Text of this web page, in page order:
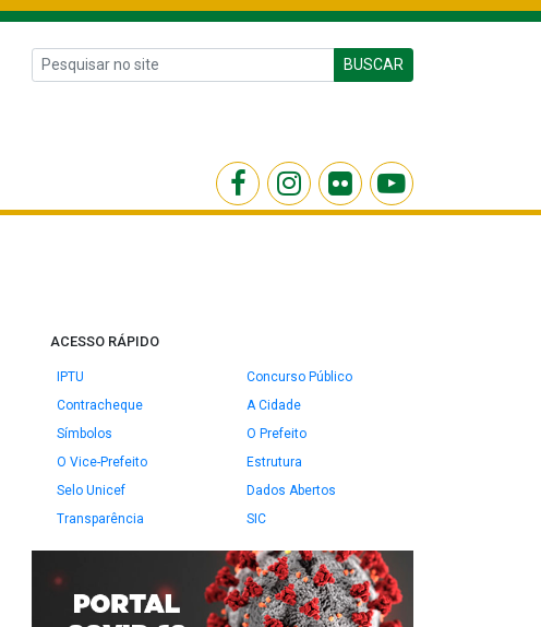
BUSCAR
ACESSO RÁPIDO
IPTU
Concurso Público
Contracheque
A Cidade
Símbolos
O Prefeito
O Vice-Prefeito
Estrutura
Selo Unicef
Dados Abertos
Transparência
SIC